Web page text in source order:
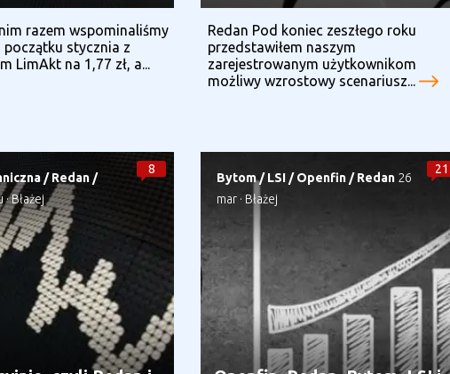
razem wspominaliśmy
początku stycznia z
LimAkt na 1,77 zł, a...
Redan Pod koniec zeszłego roku
przedstawiłem naszym
zarejestrowanym użytkownikom
możliwy wzrostowy scenariusz...
8
/Redan/
·Błażej
21
Bytom/LSI/Openfin/Redan 26
mar · Błażej